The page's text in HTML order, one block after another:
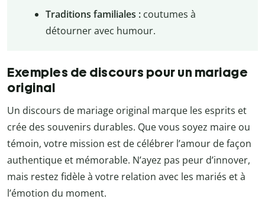
Traditions familiales :coutumes à
détourner avec humour.
Exemples de discours pour un mariage
original
Un discours de mariage original marque les esprits et
crée des souvenirs durables. Que vous soyez maire ou
témoin, votre mission est de célébrer l’amour de façon
authentique et mémorable. N’ayez pas peur d’innover,
mais restez fidèle à votre relation avec les mariés et à
l’émotion du moment.